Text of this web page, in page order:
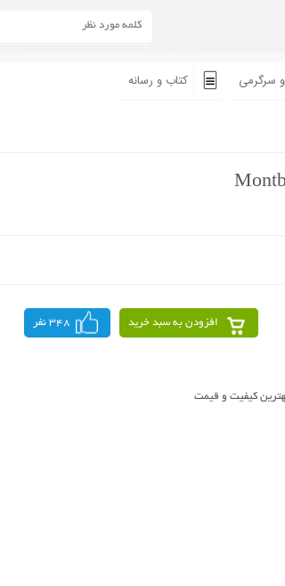
سرگرمی کتاب و رسانه
افزودن به سبد خرید 348 نفر
کیفیت و قیمت